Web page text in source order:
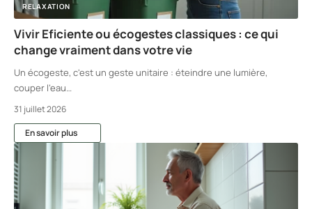
RELAXATION
Vivir Eficiente ou écogestes classiques : ce qui
change vraiment dans votre vie
Un écogeste, c'est un geste unitaire : éteindre une lumière,
couper l'eau…
31 juillet 2026
En savoir plus